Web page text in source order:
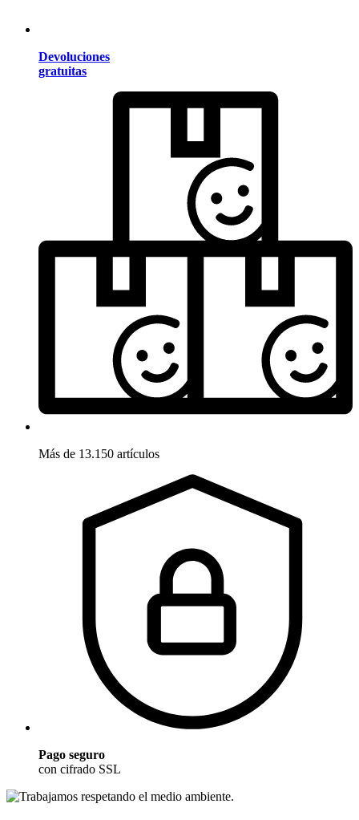
Devoluciones
gratuitas
Más de 13.150 artículos
Pago seguro
con cifrado SSL